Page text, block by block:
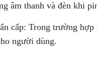
âm thanh và đèn khi
cấp: Trong trường
người dùng.